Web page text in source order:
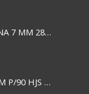
SILICONA BARRA CBX FINA 7 MM 28 CM
ESPIRAL PLASTICO 12 MM P/90 HJS X50X1500